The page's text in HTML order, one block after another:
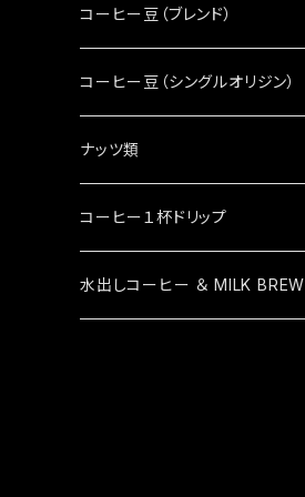
コーヒー豆（ブレンド）
コーヒー豆（シングルオリジン）
ナッツ類
コーヒー１杯ドリップ
水出しコーヒー ＆ MILK BREW